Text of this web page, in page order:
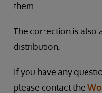
them.
The correction is also
distribution.
If you have any
please contact the